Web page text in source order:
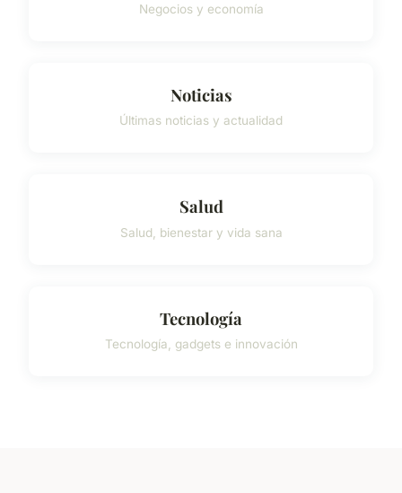
Negocios y economía
Noticias
Últimas noticias y actualidad
Salud
Salud, bienestar y vida sana
Tecnología
Tecnología, gadgets e innovación